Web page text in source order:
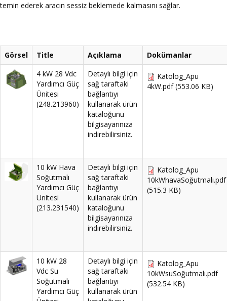
temin ederek aracın sessiz beklemede kalmasını sağlar.
Görsel Title Açıklama
Dokümanlar
4 kW 28 Vdc
Yardımcı Güç
Ünitesi
(248.213960)
Detaylı bilgi için
sağ taraftaki
bağlantıyı
kullanarak ürün
kataloğunu
bilgisayarınıza
indirebilirsiniz.
Katolog_Apu
4kW.pdf (553.06 KB)
10 kW Hava
Soğutmalı
Yardımcı Güç
Ünitesi
(213.231540)
Detaylı bilgi için
sağ taraftaki
bağlantıyı
kullanarak ürün
kataloğunu
bilgisayarınıza
indirebilirsiniz.
Katolog_Apu
10kWhavaSoğutmalı.pdf
(515.3 KB)
10 kW 28
Vdc Su
Soğutmalı
Yardımcı Güç
Detaylı bilgi için
sağ taraftaki
bağlantıyı
kullanarak ürün
Katolog_Apu
10kWsuSoğutmalı.pdf
(532.54 KB)